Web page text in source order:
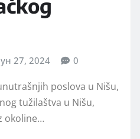
27, 2024 0
poslova u Nišu,
tužilaštva u Nišu,
okoline…